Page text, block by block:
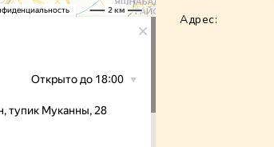
Адрес: